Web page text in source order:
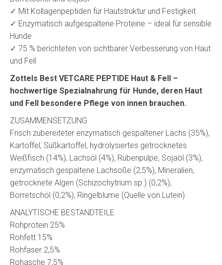
✓ Mit Kollagenpeptiden für Hautstruktur und Festigkeit
✓ Enzymatisch aufgespaltene Proteine – ideal für sensible
Hunde
✓ 75 % berichteten von sichtbarer Verbesserung von Haut
und Fell
Zottels Best VETCARE PEPTIDE Haut & Fell –
hochwertige Spezialnahrung für Hunde, deren Haut
und Fell besondere Pflege von innen brauchen.
ZUSAMMENSETZUNG
Frisch zubereiteter enzymatisch gespaltener Lachs (35%),
Kartoffel, Süßkartoffel, hydrolysiertes getrocknetes
Weißfisch (14%), Lachsöl (4%), Rübenpulpe, Sojaöl (3%),
enzymatisch gespaltene Lachsoße (2,5%), Mineralien,
getrocknete Algen (Schizochytrium sp.) (0,2%),
Borretschöl (0,2%), Ringelblume (Quelle von Lutein)
ANALYTISCHE BESTANDTEILE
Rohprotein 25%
Rohfett 15%
Rohfaser 2,5%
Rohasche 7,5%